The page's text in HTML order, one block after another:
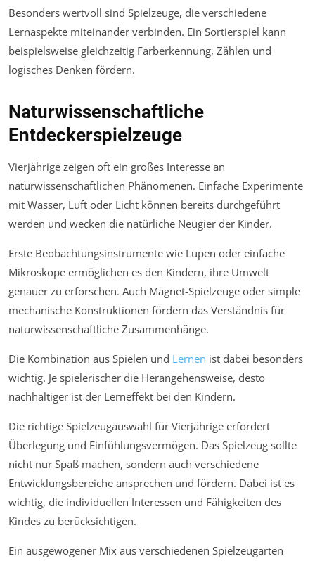
Besonders wertvoll sind Spielzeuge, die verschiedene
Lernaspekte miteinander verbinden. Ein Sortierspiel kann
beispielsweise gleichzeitig Farberkennung, Zählen und
logisches Denken fördern.
Naturwissenschaftliche
Entdeckerspielzeuge
Vierjährige zeigen oft ein großes Interesse an
naturwissenschaftlichen Phänomenen. Einfache Experimente
mit Wasser, Luft oder Licht können bereits durchgeführt
werden und wecken die natürliche Neugier der Kinder.
Erste Beobachtungsinstrumente wie Lupen oder einfache
Mikroskope ermöglichen es den Kindern, ihre Umwelt
genauer zu erforschen. Auch Magnet-Spielzeuge oder simple
mechanische Konstruktionen fördern das Verständnis für
naturwissenschaftliche Zusammenhänge.
Die Kombination aus Spielen und Lernen ist dabei besonders
wichtig. Je spielerischer die Herangehensweise, desto
nachhaltiger ist der Lerneffekt bei den Kindern.
Die richtige Spielzeugauswahl für Vierjährige erfordert
Überlegung und Einfühlungsvermögen. Das Spielzeug sollte
nicht nur Spaß machen, sondern auch verschiedene
Entwicklungsbereiche ansprechen und fördern. Dabei ist es
wichtig, die individuellen Interessen und Fähigkeiten des
Kindes zu berücksichtigen.
Ein ausgewogener Mix aus verschiedenen Spielzeugarten